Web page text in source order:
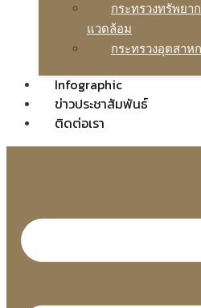
กระทรวงทรัพยา
แวดล้อม
กระทรวงอุตสาห
Infographic
ข่าวประชาสัมพันธ์
ติดต่อเรา